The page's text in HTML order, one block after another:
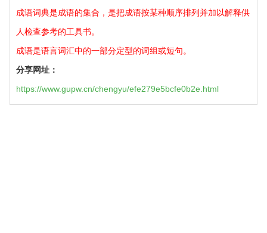
成语词典是成语的集合，是把成语按某种顺序排列并加以解释供
人检查参考的工具书。
成语是语言词汇中的一部分定型的词组或短句。
分享网址：
https://www.gupw.cn/chengyu/efe279e5bcfe0b2e.html